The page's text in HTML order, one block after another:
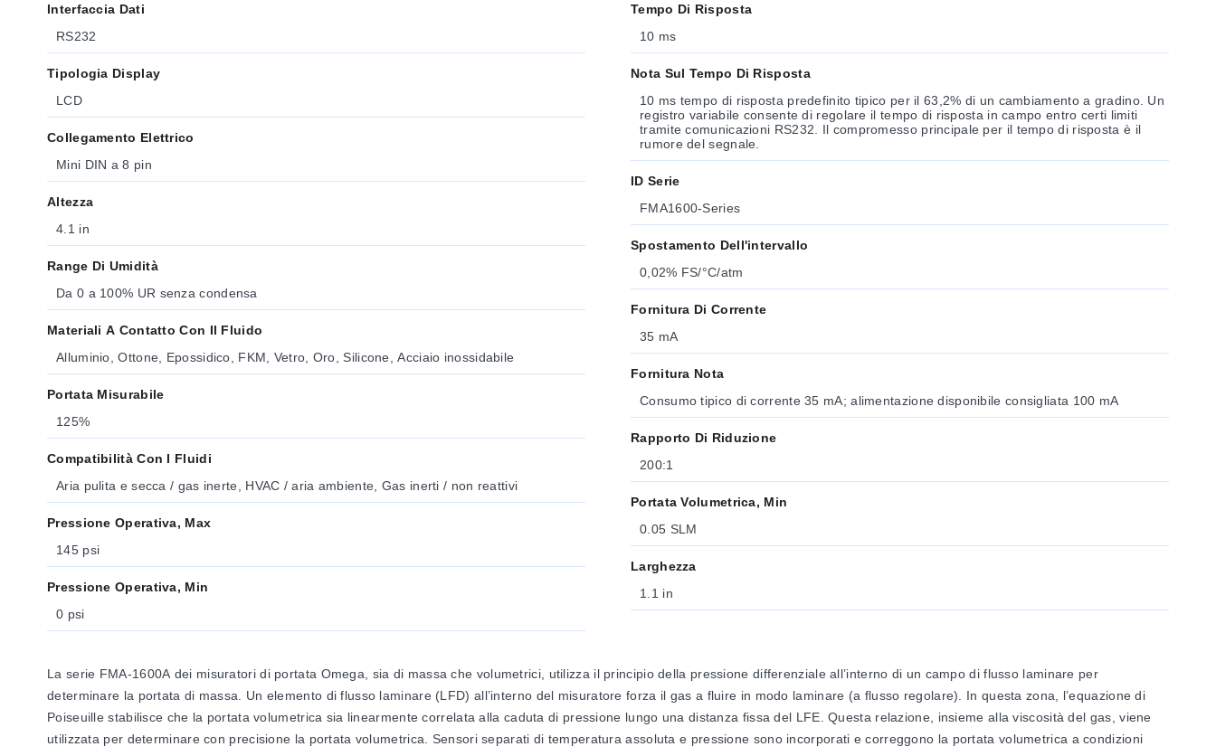
Interfaccia Dati
RS232
Tipologia Display
LCD
Collegamento Elettrico
Mini DIN a 8 pin
Altezza
4.1 in
Range Di Umidità
Da 0 a 100% UR senza condensa
Materiali A Contatto Con Il Fluido
Alluminio, Ottone, Epossidico, FKM, Vetro, Oro, Silicone, Acciaio inossidabile
Portata Misurabile
125%
Compatibilità Con I Fluidi
Aria pulita e secca / gas inerte, HVAC / aria ambiente, Gas inerti / non reattivi
Pressione Operativa, Max
145 psi
Pressione Operativa, Min
0 psi
Tempo Di Risposta
10 ms
Nota Sul Tempo Di Risposta
10 ms tempo di risposta predefinito tipico per il 63,2% di un cambiamento a gradino. Un
registro variabile consente di regolare il tempo di risposta in campo entro certi limiti
tramite comunicazioni RS232. Il compromesso principale per il tempo di risposta è il
rumore del segnale.
ID Serie
FMA1600-Series
Spostamento Dell'intervallo
0,02% FS/°C/atm
Fornitura Di Corrente
35 mA
Fornitura Nota
Consumo tipico di corrente 35 mA; alimentazione disponibile consigliata 100 mA
Rapporto Di Riduzione
200:1
Portata Volumetrica, Min
0.05 SLM
Larghezza
1.1 in
La serie FMA-1600A dei misuratori di portata Omega, sia di massa che volumetrici, utilizza il principio della pressione differenziale all’interno di un campo di flusso laminare per
determinare la portata di massa. Un elemento di flusso laminare (LFD) all’interno del misuratore forza il gas a fluire in modo laminare (a flusso regolare). In questa zona, l’equazione di
Poiseuille stabilisce che la portata volumetrica sia linearmente correlata alla caduta di pressione lungo una distanza fissa del LFE. Questa relazione, insieme alla viscosità del gas, viene
utilizzata per determinare con precisione la portata volumetrica. Sensori separati di temperatura assoluta e pressione sono incorporati e correggono la portata volumetrica a condizioni